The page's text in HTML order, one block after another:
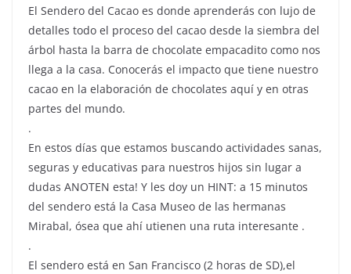
El Sendero del Cacao es donde aprenderás con lujo de
detalles todo el proceso del cacao desde la siembra del
árbol hasta la barra de chocolate empacadito como nos
llega a la casa. Conocerás el impacto que tiene nuestro
cacao en la elaboración de chocolates aquí y en otras
partes del mundo.
.
En estos días que estamos buscando actividades sanas,
seguras y educativas para nuestros hijos sin lugar a
dudas ANOTEN esta! Y les doy un HINT: a 15 minutos
del sendero está la Casa Museo de las hermanas
Mirabal, ósea que ahí utienen una ruta interesante .
.
El sendero está en San Francisco (2 horas de SD),el